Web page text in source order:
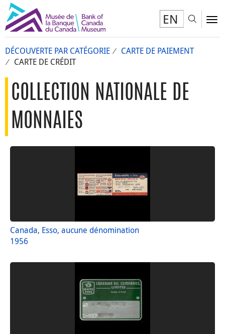
EN
DÉCOUVERTE PAR CATÉGORIE
CARTE DE PAIEMENT
CARTE DE CRÉDIT
COLLECTION NATIONALE DE
MONNAIES
Canada, Esso, aucune dénomination
1956